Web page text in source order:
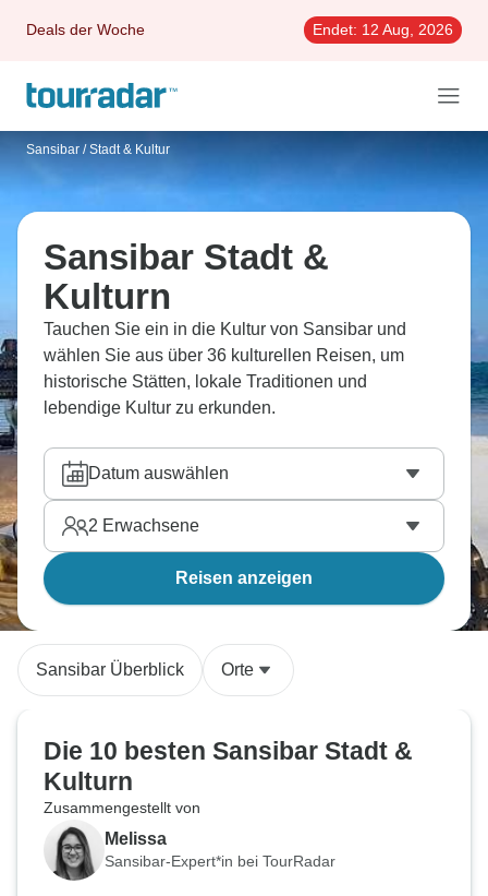
Deals der Woche Endet: 12 Aug, 2026
Sansibar / Stadt & Kultur
Sansibar Stadt &
Kulturn
Tauchen Sie ein in die Kultur von Sansibar und
wählen Sie aus über 36 kulturellen Reisen, um
historische Stätten, lokale Traditionen und
lebendige Kultur zu erkunden.
Datum auswählen
2 Erwachsene
Reisen anzeigen
Sansibar Überblick Orte
Die 10 besten Sansibar Stadt &
Kulturn
Zusammengestellt von
Melissa
Sansibar-Expert*in bei TourRadar